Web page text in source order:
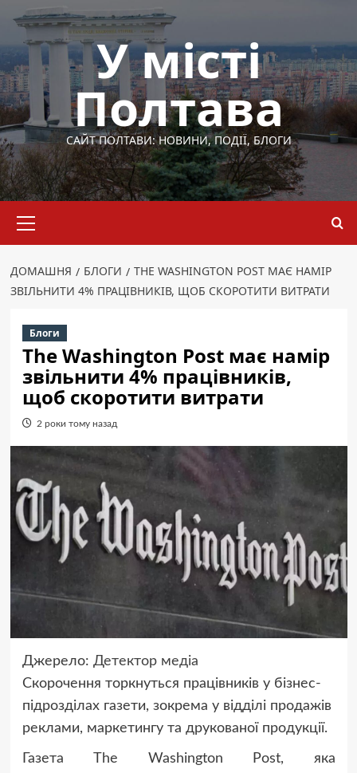
Перейти
вмісту
У місті
Полтава
САЙТ ПОЛТАВИ: НОВИНИ, ПОДІЇ, БЛОГИ
меню
ДОМАШНЯ БЛОГИ
THE WASHINGTON POST МАЄ НАМІР
ЗВІЛЬНИТИ 4% ПРАЦІВНИКІВ, ЩОБ СКОРОТИТИ ВИТРАТИ
Блоги
The Washington Post має намір
звільнити 4% працівників,
щоб скоротити витрати
2 роки тому назад
Джерело: Детектор медіа
Скорочення торкнуться працівників у бізнес-
підрозділах газети, зокрема у відділі продажів
реклами, маркетингу та друкованої продукції.
Газета The Washington Post, яка